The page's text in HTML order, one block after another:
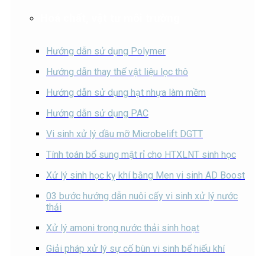
Hướng dẫn sử dụng Polymer
Hướng dẫn thay thế vật liệu lọc thô
Hướng dẫn sử dụng hạt nhựa làm mềm
Hướng dẫn sử dụng PAC
Vi sinh xử lý dầu mỡ Microbelift DGTT
Tính toán bổ sung mật rỉ cho HTXLNT sinh học
Xử lý sinh học kỵ khí bằng Men vi sinh AD Boost
03 bước hướng dẫn nuôi cấy vi sinh xử lý nước
thải
Xử lý amoni trong nước thải sinh hoạt
Giải pháp xử lý sự cố bùn vi sinh bể hiếu khí